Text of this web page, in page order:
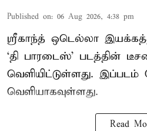
Published on: 06 Aug 2026, 4:38 pm
ஸ்ரீகாந்த் ஒடெல்லா
‘தி பாரடைஸ்’ படத்தின்
வெளியிட்டுள்ளது. இப்படம்
வெளியாகவுள்ளது.
Read